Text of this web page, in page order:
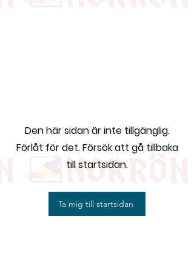
Den här sidan är inte tillgänglig.
Förlåt för det. Försök att gå tillbaka
till startsidan.
Ta mig till startsidan